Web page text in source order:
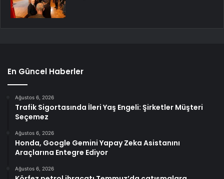
En Güncel Haberler
Ağustos 6, 2026
Trafik Sigortasında İleri Yaş Engeli: Şirketler Müşteri
Seçemez
Ağustos 6, 2026
Honda, Google Gemini Yapay Zeka Asistanını
Araçlarına Entegre Ediyor
Ağustos 6, 2026